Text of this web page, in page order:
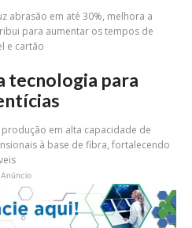
abrasão em até 30%, melhora a
para aumentar os tempos de
e cartão
tecnologia para
em alta capacidade de
à base de fibra, fortalecendo
Anúncio